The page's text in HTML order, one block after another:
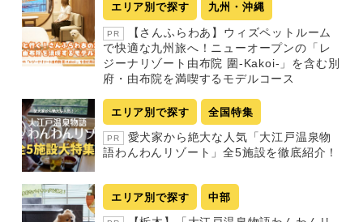
エリア別で探す 九州・沖縄
PR
【さんふらわあ】ウィズペットルーム
で快適な九州旅へ！ニューオープンの「レ
ジーナリゾート由布院 圍-Kakoi-」を含む別
府・由布院を満喫するモデルコース
エリア別で探す 全国特集
PR
愛犬家から絶大な人気「大江戸温泉物
語わんわんリゾート」全5施設を徹底紹介！
エリア別で探す 中部